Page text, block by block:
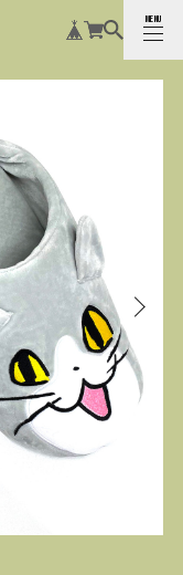
MENU
CLOSE